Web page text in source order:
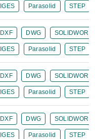
IGES Parasolid STEP
DXF DWG
IGES Parasolid STEP
DXF DWG
IGES Parasolid STEP
DXF DWG
IGES Parasolid STEP